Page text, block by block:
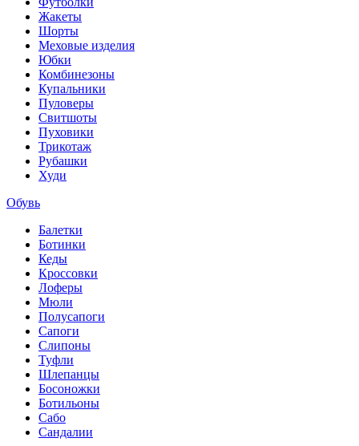
Жакеты
Шорты
Меховые изделия
Юбки
Комбинезоны
Купальники
Пуловеры
Свитшоты
Пуховики
Трикотаж
Рубашки
Худи
Обувь
Балетки
Ботинки
Кеды
Кроссовки
Лоферы
Мюли
Полусапоги
Сапоги
Слипоны
Туфли
Шлепанцы
Босоножки
Ботильоны
Сабо
Сандалии